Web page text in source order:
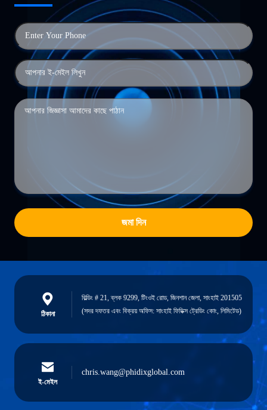
জমা দিন
ঠিকানা
বিল্ডিং # 21, ব্লক 9299, টিংওই রোড, জিনশান জেলা, সাংহাই 201505
(সদর দফতর এবং বিক্রয় অফিস: সাংহাই ফিডিক্স ট্রেডিং কোং, লিমিটেড)
ই-মেইল
chris.wang@phidixglobal.com